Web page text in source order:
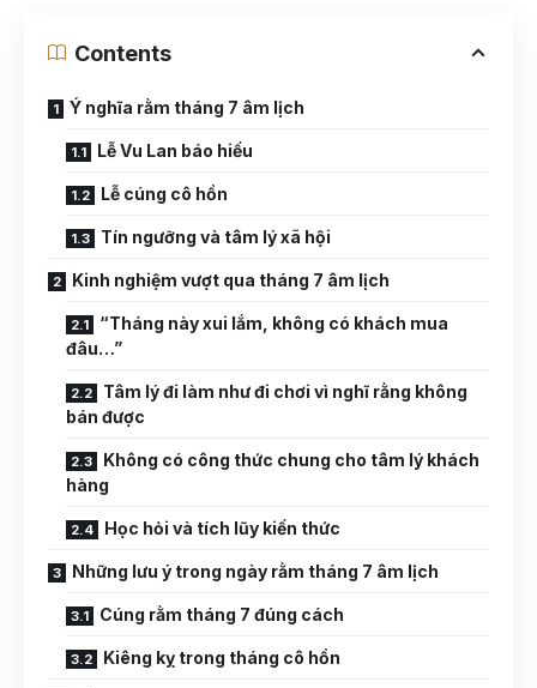
Contents
Ý nghĩa rằm tháng 7 âm lịch
Lễ Vu Lan báo hiếu
Lễ cúng cô hồn
Tín ngưỡng và tâm lý xã hội
Kinh nghiệm vượt qua tháng 7 âm lịch
“Tháng này xui lắm, không có khách mua
đâu…”
Tâm lý đi làm như đi chơi vì nghĩ rằng không
bán được
Không có công thức chung cho tâm lý khách
hàng
Học hỏi và tích lũy kiến thức
Những lưu ý trong ngày rằm tháng 7 âm lịch
Cúng rằm tháng 7 đúng cách
Kiêng kỵ trong tháng cô hồn